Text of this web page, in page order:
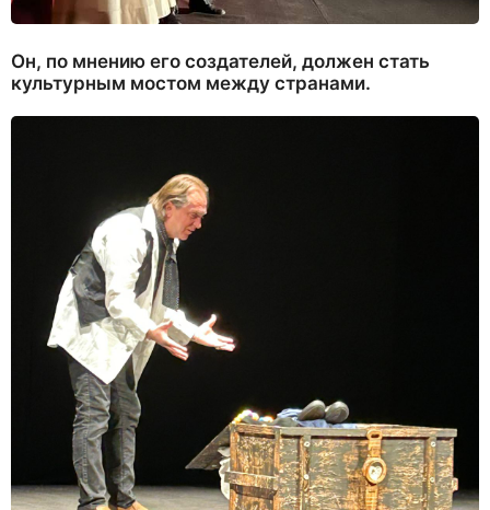
Он, по мнению его создателей, должен стать
культурным мостом между странами.